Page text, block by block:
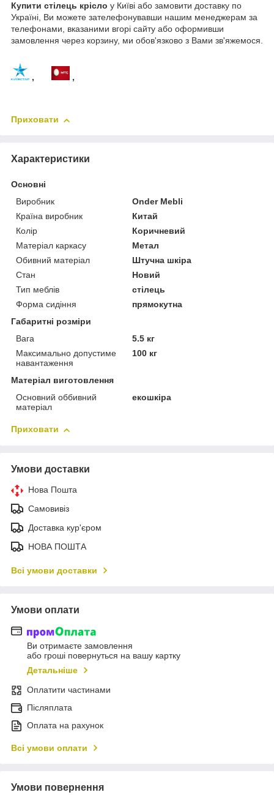
Купити стілець крісло у Київі або замовити доставку по
Україні, Ви можете зателефонувавши нашим менеджерам за
телефонами, вказаними вгорі сайту або оформивши
замовлення через корзину, ми обов'язково з Вами зв'яжемося.
, ,
Приховати
Характеристики
Основні
Виробник
Onder Mebli
Країна виробник
Китай
Колір
Коричневий
Матеріал каркасу
Метал
Обивний матеріал
Штучна шкіра
Стан
Новий
Тип меблів
стілець
Форма сидіння
прямокутна
Габаритні розміри
Вага
5.5 кг
Максимально допустиме
навантаження
100 кг
Матеріал виготовлення
Основний оббивний
матеріал
екошкіра
Приховати
Умови доставки
Нова Пошта
Самовивіз
Доставка кур'єром
НОВА ПОШТА
Всі умови доставки
Умови оплати
Ви отримаєте замовлення
або гроші повернуться на вашу картку
Детальніше
Оплатити частинами
Післяплата
Оплата на рахунок
Всі умови оплати
Умови повернення